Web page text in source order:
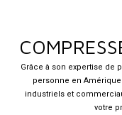
Grâce à son expertise de
personne en
industriels et
votre